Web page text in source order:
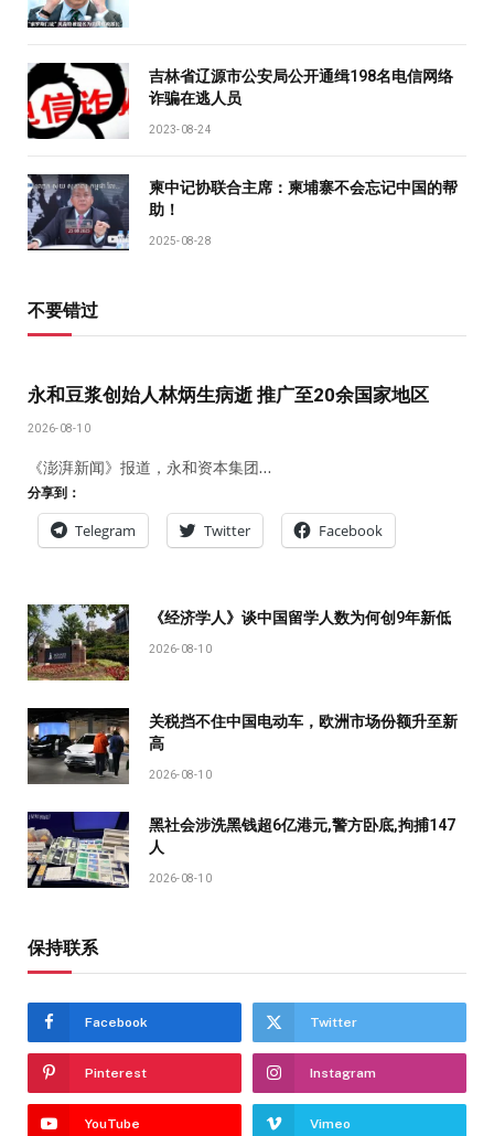
吉林省辽源市公安局公开通缉198名电信网络
诈骗在逃人员
2023-08-24
柬中记协联合主席：柬埔寨不会忘记中国的帮
助！
2025-08-28
不要错过
永和豆浆创始人林炳生病逝 推广至20余国家地区
2026-08-10
《澎湃新闻》报道，永和资本集团…
分享到：
Telegram Twitter Facebook
《经济学人》谈中国留学人数为何创9年新低
2026-08-10
关税挡不住中国电动车，欧洲市场份额升至新
高
2026-08-10
黑社会涉洗黑钱超6亿港元,警方卧底,拘捕147
人
2026-08-10
保持联系
Facebook Twitter
Pinterest Instagram
YouTube Vimeo